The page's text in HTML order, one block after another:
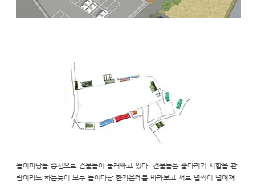
놀이마당을 중심으로 건물들이 둘러싸고 있다. 건물들은 줄다리기 시합을 관
람이라도 하는듯이 모두 놀이마당 한가운데를 바라보고 서로 멀찍이 떨어져